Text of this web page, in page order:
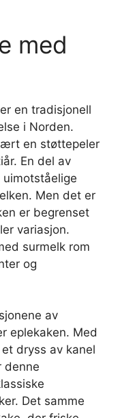
med
en tradisjonell
i Norden.
en støttepeler
En del av
Men det er
er begrenset
variasjon.
surmelk rom
og
av
eplekaken. Med
dryss av kanel
denne
Det samme